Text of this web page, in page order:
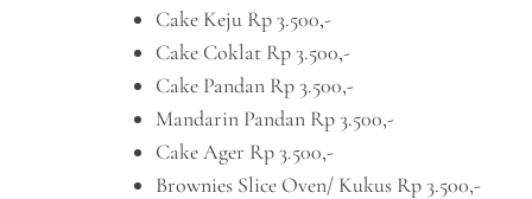
Cake Keju Rp 3.500,-
Cake Coklat Rp 3.500,-
Cake Pandan Rp 3.500,-
Mandarin Pandan Rp 3.500,-
Cake Ager Rp 3.500,-
Brownies Slice Oven/ Kukus Rp 3.500,-